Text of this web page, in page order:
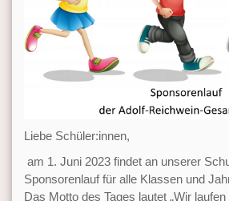
Liebe Schüler:innen,
am 1. Juni 2023 findet an unserer
Sponsorenlauf für alle Klassen und
Das Motto des Tages lautet „Wir